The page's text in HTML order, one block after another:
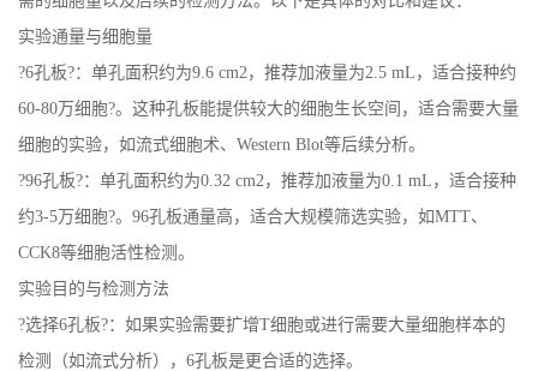
实验通量与细胞量
?6孔板?：单孔面积约为9.6 cm2，推荐加液量为2.5 mL，适合接种约
60-80万细胞?。这种孔板能提供较大的细胞生长空间，适合需要大量
细胞的实验，如流式细胞术、Western Blot等后续分析。
?96孔板?：单孔面积约为0.32 cm2，推荐加液量为0.1 mL，适合接种
约3-5万细胞?。96孔板通量高，适合大规模筛选实验，如MTT、
CCK8等细胞活性检测。
实验目的与检测方法
?选择6孔板?：如果实验需要扩增T细胞或进行需要大量细胞样本的
检测（如流式分析），6孔板是更合适的选择。